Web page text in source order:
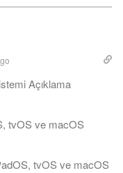
Açıklama
tvOS ve macOS
tvOS ve macOS